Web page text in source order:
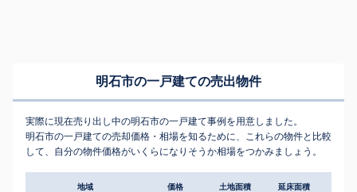
明石市の一戸建ての売出物件
実際に現在売り出し中の明石市の一戸建て事例を用意しました。
明石市の一戸建ての売却価格・相場を知るために、これらの物件と比較
して、自分の物件価格がいくらになりそうか相場をつかみましょう。
地域 価格 土地面積 延床面積